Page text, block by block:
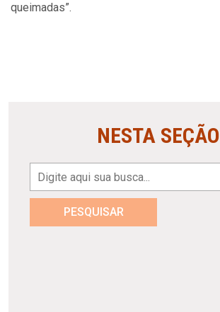
queimadas”.
NESTA SEÇÃO
PESQUISAR